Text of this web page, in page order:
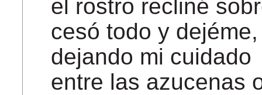
el rostro recliné
cesó todo y dejéme,
dejando mi cuidado
entre las azucenas